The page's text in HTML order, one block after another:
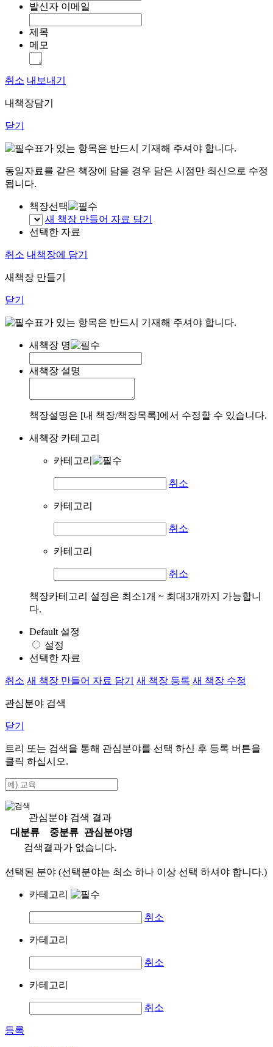
발신자 이메일
제목
메모
취소 내보내기
내책장담기
닫기
표가 있는 항목은 반드시 기재해 주셔야 합니다.
동일자료를 같은 책장에 담을 경우 담은 시점만 최신으로 수정
됩니다.
책장선택
새 책장 만들어 자료 담기
선택한 자료
취소 내책장에 담기
새책장 만들기
닫기
표가 있는 항목은 반드시 기재해 주셔야 합니다.
새책장 명
새책장 설명
책장설명은 [내 책장/책장목록]에서 수정할 수 있습니다.
새책장 카테고리
카테고리
취소
카테고리
취소
카테고리
취소
책장카테고리 설정은 최소1개 ~ 최대3개까지 가능합니
다.
Default 설정
설정
선택한 자료
취소 새 책장 만들어 자료 담기 새 책장 등록 새 책장 수정
관심분야 검색
닫기
트리 또는 검색을 통해 관심분야를 선택 하신 후 등록 버튼을
클릭 하십시오.
관심분야 검색 결과
대분류
중분류
관심분야명
검색결과가 없습니다.
선택된 분야 (선택분야는 최소 하나 이상 선택 하셔야 합니다.)
카테고리
취소
카테고리
취소
카테고리
취소
등록